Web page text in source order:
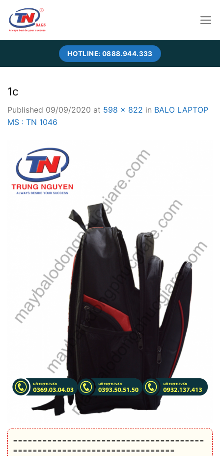
content
HOTLINE: 0888.944.333
1c
Published 09/09/2020 at 598 × 822 in BALO LAPTOP
MS : TN 1046
=======================================
=================================